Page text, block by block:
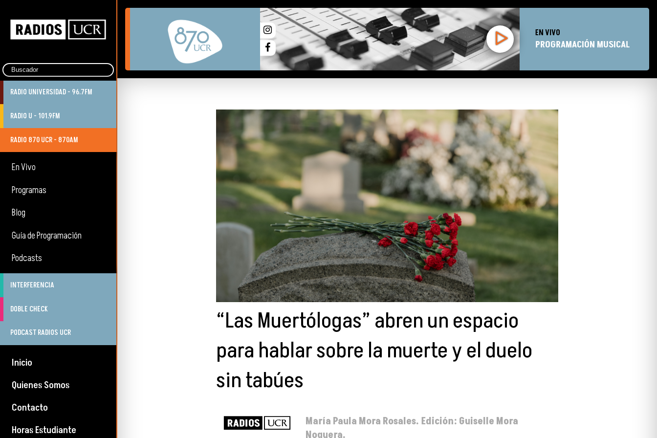
RADIO UNIVERSIDAD - 96.7FM
RADIO U - 101.9FM
RADIO 870 UCR - 870AM
En Vivo
Programas
Blog
Guía de Programación
Podcasts
INTERFERENCIA
DOBLE CHECK
PODCAST RADIOS UCR
Inicio
Quienes Somos
Contacto
Horas Estudiante
EN VIVO
PROGRAMACIÓN MUSICAL
“Las Muertólogas” abren un espacio
para hablar sobre la muerte y el duelo
sin tabúes
María Paula Mora Rosales. Edición: Guiselle Mora
Noguera.